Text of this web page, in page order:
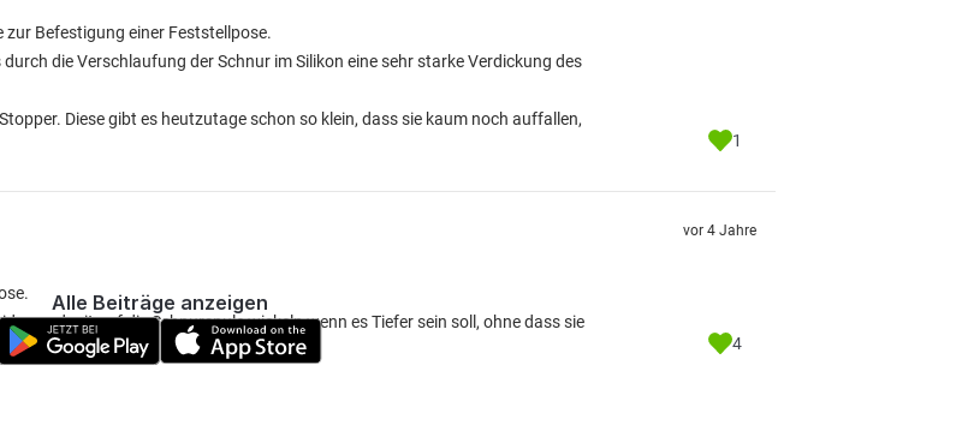
zur Befestigung einer Feststellpose.
die Verschlaufung der Schnur im Silikon eine sehr starke Verdickung des
Diese gibt es heutzutage schon so klein, dass sie kaum noch auffallen,
1
und mit auf die Schnurspule wickeln wenn es Tiefer sein soll, ohne dass sie
vor 4 Jahre
4
Alle Beiträge anzeigen